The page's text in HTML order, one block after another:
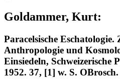
Goldammer, Kurt:
Paracelsische
Anthropologie und
Einsiedeln, Schweizerische
1952. 37, [1] w. S. OBrosch.